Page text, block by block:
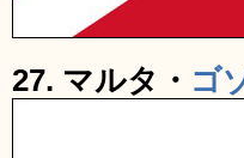
27. マルタ・ ゴ